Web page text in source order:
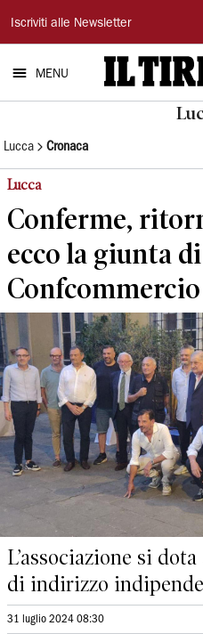
Il
Tirreno
Iscriviti alle Newsletter
MENU
Lucca Cronaca
Lucca
Conferme,
ecco la giunta di
Confcommercio
L’associazione si
di indirizzo
31 luglio 2024 08:30